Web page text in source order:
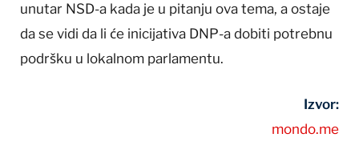
unutar NSD-a kada je u pitanju ova tema, a ostaje
da se vidi da li će inicijativa DNP-a dobiti potrebnu
podršku u lokalnom parlamentu.
Izvor:
mondo.me